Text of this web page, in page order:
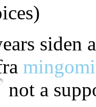
siden
not a